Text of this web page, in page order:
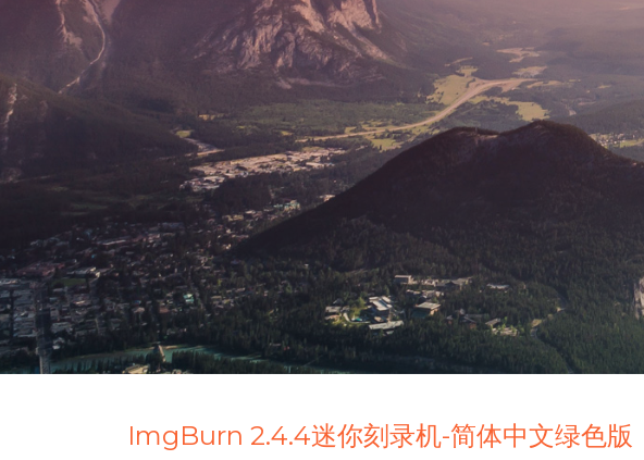
ImgBurn 2.4.4迷你刻录机-简体中文绿色版